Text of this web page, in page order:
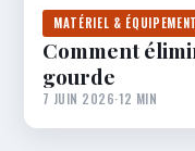
MATÉRIEL & ÉQUIPEMENT
Comment
gourde
7 JUIN 2026·12 MIN